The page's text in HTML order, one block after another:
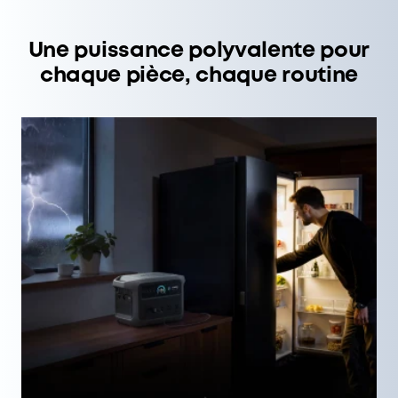
Une puissance polyvalente pour
chaque pièce, chaque routine